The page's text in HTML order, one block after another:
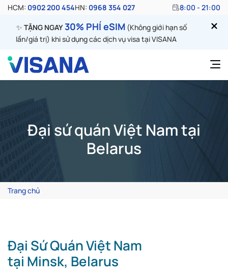
HCM: 0902 200 454HN: 0968 354 027 8:00 - 21:00
✨ TẶNG NGAY30% PHÍ eSIM (Không giới hạn số
lần/giá trị) khi sử dụng các dịch vụ visa tại VISANA
Đại sứ quán Việt Nam tại
Belarus
Trang chủ
Đại Sứ Quán Việt Nam
tại Minsk, Belarus